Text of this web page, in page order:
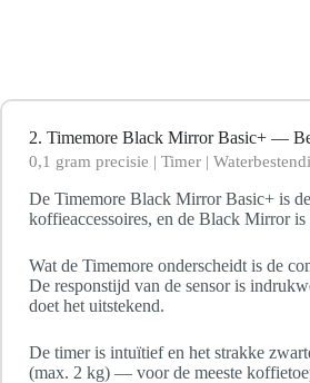
2. Timemore Black Mirror Basic+ —
0,1 gram precisie | Timer |
De Timemore Black Mirror Basic+ is de
koffieaccessoires, en de Black Mirror
Wat de Timemore onderscheidt is de
De responstijd van de sensor is
doet het uitstekend.
De timer is intuïtief en het strakke
(max. 2 kg) — voor de meeste